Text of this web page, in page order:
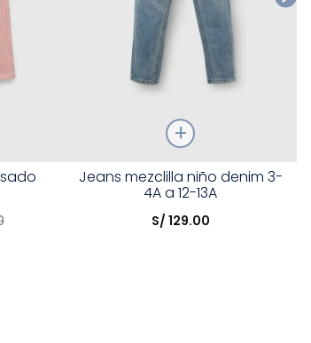
Talla
Elige una opción
Jeans mezclilla niño denim 3-
4A a 12-13A
S/ 129.00